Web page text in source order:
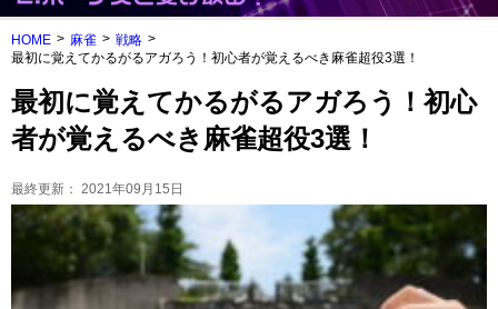
HOME 麻雀
戦略
最初に覚えてかるがるアガろう！初心者が覚えるべき麻雀超役3選！
最初に覚えてかるがるアガろう！初心
者が覚えるべき麻雀超役3選！
最終更新： 2021年09月15日